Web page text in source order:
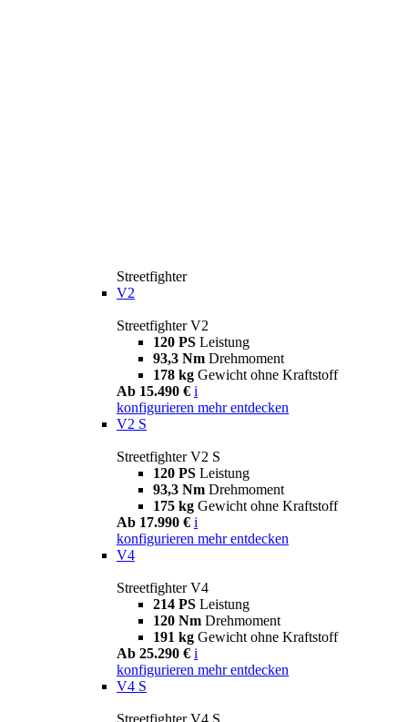
Streetfighter
V2
Streetfighter V2
120 PS Leistung
93,3 Nm Drehmoment
178 kg Gewicht ohne Kraftstoff
Ab 15.490 € i
konfigurieren mehr entdecken
V2 S
Streetfighter V2 S
120 PS Leistung
93,3 Nm Drehmoment
175 kg Gewicht ohne Kraftstoff
Ab 17.990 € i
konfigurieren mehr entdecken
V4
Streetfighter V4
214 PS Leistung
120 Nm Drehmoment
191 kg Gewicht ohne Kraftstoff
Ab 25.290 € i
konfigurieren mehr entdecken
V4 S